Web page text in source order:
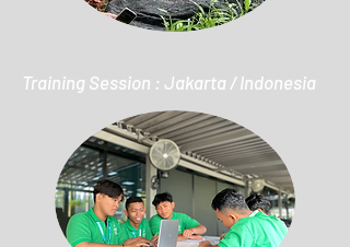
Training Session : Jakarta / Indonesia